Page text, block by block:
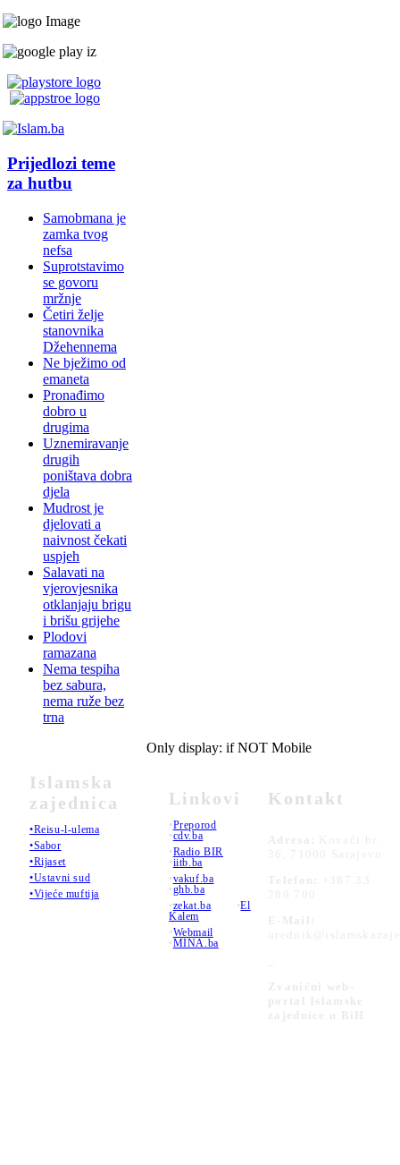
Prijedlozi teme
za hutbu
Samobmana je
zamka tvog
nefsa
Suprotstavimo
se govoru
mržnje
Četiri želje
stanovnika
Džehennema
Ne bježimo od
emaneta
Pronađimo
dobro u
drugima
Uznemiravanje
drugih
poništava dobra
djela
Mudrost je
djelovati a
naivnost čekati
uspjeh
Salavati na
vjerovjesnika
otklanjaju brigu
i brišu grijehe
Plodovi
ramazana
Nema tespiha
bez sabura,
nema ruže bez
trna
Islamska
zajednica
•Reisu-l-ulema
•Sabor
•Rijaset
•Ustavni sud
•Vijeće muftija
Only display: if NOT Mobile
Linkovi
•Preporod
•cdv.ba
•Radio BIR
•iitb.ba
•vakuf.ba
•ghb.ba
•zekat.ba •El
Kalem
•Webmail
•MINA.ba
Kontakt
Adresa:
Kovači br.
36, 71000 Sarajevo
Telefon:
+387 33
289 700
E-Mail:
Zvanični web-
portal Islamske
zajednice u BiH